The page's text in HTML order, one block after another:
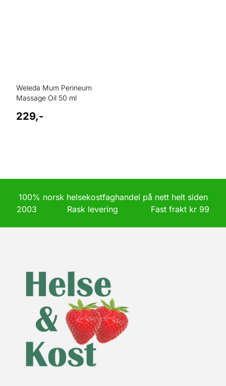
Weleda Mum Perineum
Massage Oil 50 ml
229,-
100% norsk helsekostfaghandel på nett helt siden
2003 Rask levering Fast frakt kr 99